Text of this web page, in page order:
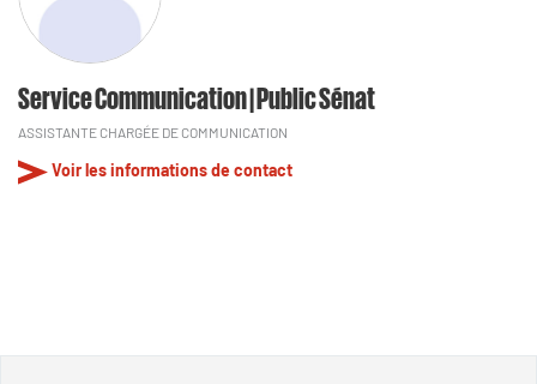
Service Communication | Public Sénat
ASSISTANTE CHARGÉE DE COMMUNICATION
Voir les informations de contact